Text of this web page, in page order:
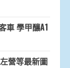
車 學甲釀A1
營等最新圖